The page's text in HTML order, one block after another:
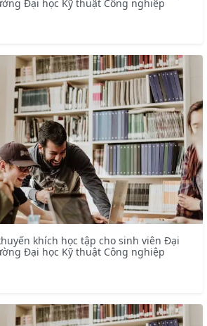
Đại học Kỹ thuật Công nghiệp
khích học tập cho sinh viên Đại
Đại học Kỹ thuật Công nghiệp